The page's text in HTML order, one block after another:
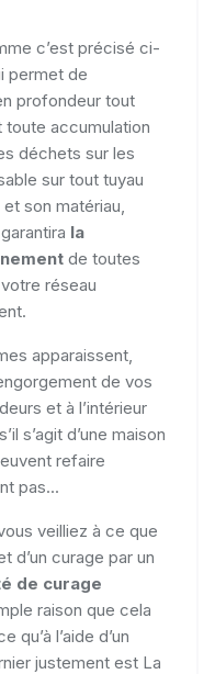
c’est précisé ci-
permet de
profondeur tout
accumulation
déchets sur les
sur tout tuyau
son matériau,
la
de toutes
réseau
apparaissent,
de vos
et à l’intérieur
s’agit d’une maison
refaire
pas...
veilliez à ce que
d’un curage par un
de curage
raison que cela
l’aide d’un
justement est La